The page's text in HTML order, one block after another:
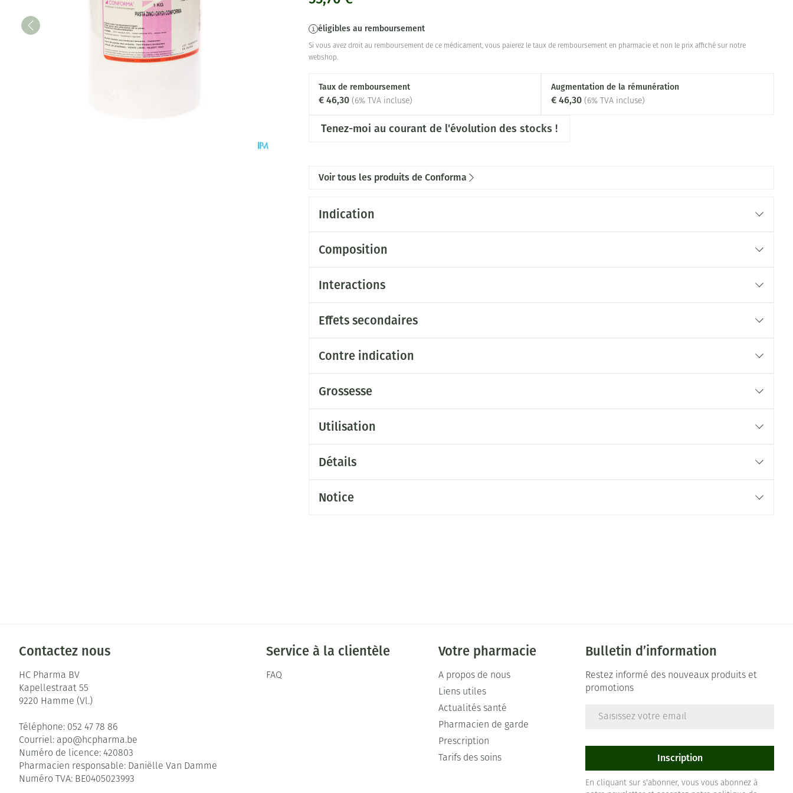
éligibles au remboursement
Si vous avez droit au remboursement de ce médicament, vous paierez le taux de remboursement en pharmacie et non le prix affiché sur notre
webshop.
Taux de remboursement
€ 46,30 (6% TVA incluse)
Augmentation de la rémunération
€ 46,30 (6% TVA incluse)
Tenez-moi au courant de l'évolution des stocks !
Voir tous les produits de Conforma
Indication
Composition
Interactions
Effets secondaires
Contre indication
Grossesse
Utilisation
Détails
Notice
Contactez nous
HC Pharma BV
Kapellestraat 55
9220 Hamme (Vl.)
Téléphone: 052 47 78 86
Courriel: apo@hcpharma.be
Numéro de licence: 420803
Pharmacien responsable: Daniëlle Van Damme
Numéro TVA: BE0405023993
Service à la clientèle
FAQ
Votre pharmacie
A propos de nous
Liens utiles
Actualités santé
Pharmacien de garde
Prescription
Tarifs des soins
Bulletin d’information
Restez informé des nouveaux produits et
promotions
Inscription
En cliquant sur s'abonner, vous vous abonnez à